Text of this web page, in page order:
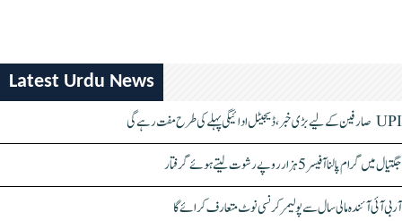
Latest Urdu News
UPI صارفین کے لیے بڑی خبر، ڈیجیٹل ادائیگی پہلے کی طرح مفت رہے گی
جگتیال میں گرام پالنا آفیسر 5 ہزار روپے رشوت لیتے ہوئے گرفتار
آر بی آئی آئندہ مالی سال سے پولیمر کرنسی نوٹ متعارف کرائے گا